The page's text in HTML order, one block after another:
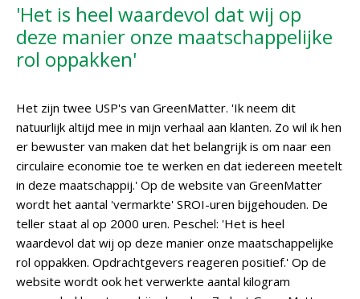
'Het is heel waardevol dat wij op
deze manier onze maatschappelijke
rol oppakken'
Het zijn twee USP's van GreenMatter. 'Ik neem dit
natuurlijk altijd mee in mijn verhaal aan klanten. Zo wil ik hen
er bewuster van maken dat het belangrijk is om naar een
circulaire economie toe te werken en dat iedereen meetelt
in deze maatschappij.' Op de website van GreenMatter
wordt het aantal 'vermarkte' SROI-uren bijgehouden. De
teller staat al op 2000 uren. Peschel: 'Het is heel
waardevol dat wij op deze manier onze maatschappelijke
rol oppakken. Opdrachtgevers reageren positief.' Op de
website wordt ook het verwerkte aantal kilogram